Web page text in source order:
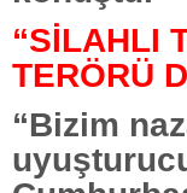
“SİLAHLI
TERÖRÜ
“Bizim